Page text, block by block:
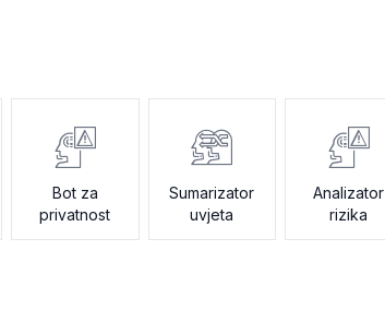
Bot za
privatnost
Sumarizator
uvjeta
Analizator
rizika